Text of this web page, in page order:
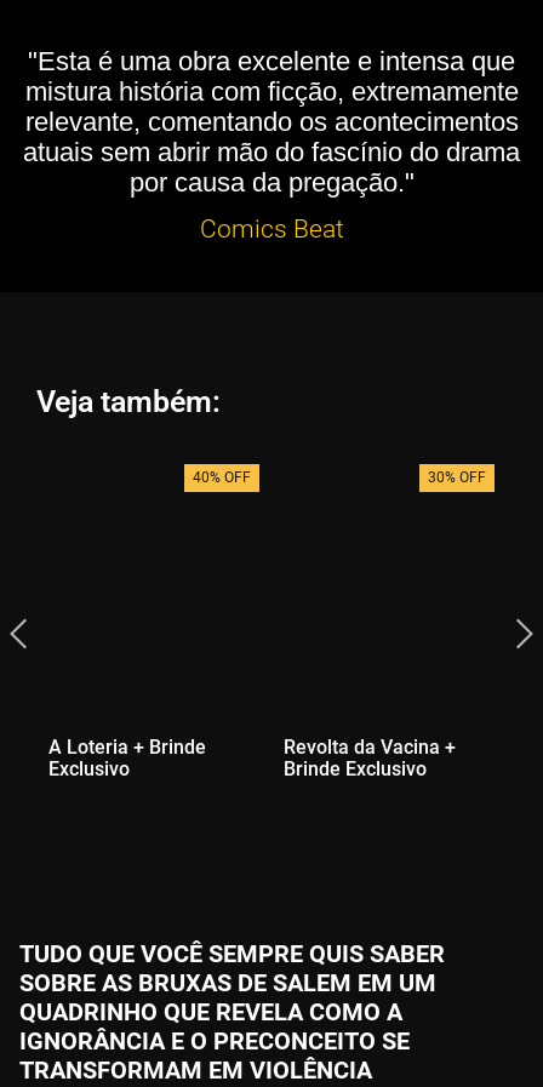
"Esta é uma obra excelente e intensa que
mistura história com ficção, extremamente
relevante, comentando os acontecimentos
atuais sem abrir mão do fascínio do drama
por causa da pregação."
Comics Beat
Veja também:
40% OFF
A Loteria + Brinde
Exclusivo
30% OFF
Revolta da Vacina +
Brinde Exclusivo
TUDO QUE VOCÊ SEMPRE QUIS SABER
SOBRE AS BRUXAS DE SALEM EM UM
QUADRINHO QUE REVELA COMO A
IGNORÂNCIA E O PRECONCEITO SE
TRANSFORMAM EM VIOLÊNCIA